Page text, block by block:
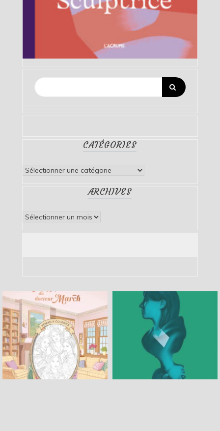
CATÉGORIES
Catégories
ARCHIVES
Archives